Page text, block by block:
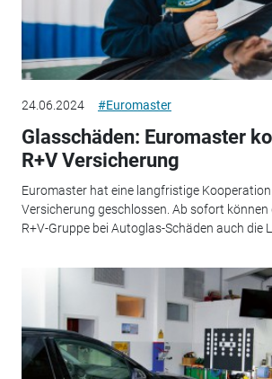
24.06.2024 #Euromaster
Glasschäden: Euromaster
R+V Versicherung
Euromaster hat eine langfristige
Versicherung geschlossen. Ab sofort können
R+V-Gruppe bei Autoglas-Schäden auch die